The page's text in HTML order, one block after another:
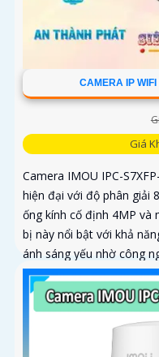
CAMERA IP
Giá
Camera IMOU IPC-
hiện đại với độ phân giải
ống kính cố định 4MP và
bị này nổi bật với khả
ánh sáng yếu nhờ công